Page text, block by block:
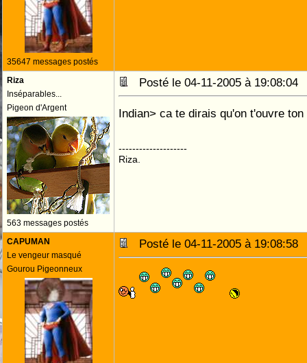
35647 messages postés
Riza
Inséparables...
Pigeon d'Argent
563 messages postés
Posté le 04-11-2005 à
Indian> ca te dirais qu'on t'ouvre
--------------------
Riza.
CAPUMAN
Le vengeur masqué
Gourou Pigeonneux
Posté le 04-11-2005 à